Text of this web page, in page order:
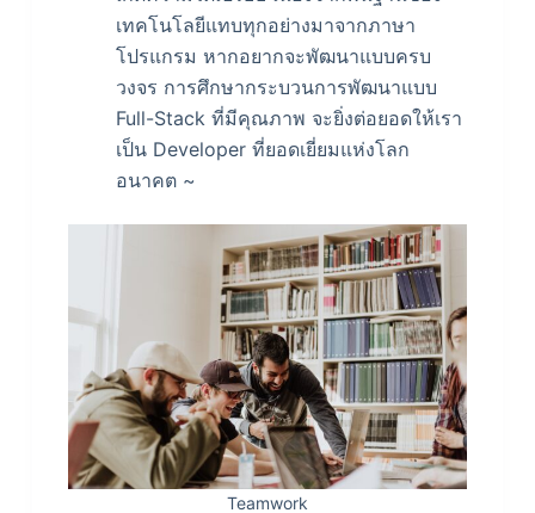
เทคโนโลยีแทบทุกอย่างมาจากภาษา
โปรแกรม หากอยากจะพัฒนาแบบครบ
วงจร การศึกษากระบวนการพัฒนาแบบ
Full-Stack ที่มีคุณภาพ จะยิ่งต่อยอดให้เรา
เป็น Developer ที่ยอดเยี่ยมแห่งโลก
อนาคต ~
Teamwork